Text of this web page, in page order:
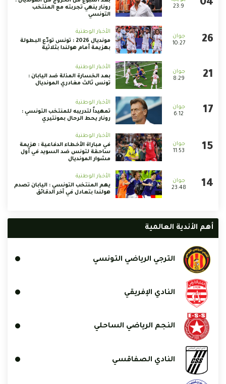
23:9
رونار ينهي تجربته مع المنتخب
التونسي
10:27
الأخبار الوطنية
مونديال 2026 : تونس تودّع البطولة
بهزيمة أمام هولندا بثلاثية
8:29
الأخبار الوطنية
بعد الخسارة المذلة ضد اليابان :
تونس ثالث مغادري المونديال
6:12
الأخبار الوطنية
تمهيداً لتدريبه للمنتخب التونسي :
رونار يحط الرحال بمونتيري
11:53
الأخبار الوطنية
في مباراة الأخطاء الدفاعية : هزيمة
ساحقة لتونس ضد السويد في أول
مشوار المونديال
23:48
الأخبار الوطنية
يهم المنتخب التونسي : اليابان تصدم
هولندا بتعادل في آخر الدقائق
أهم الأندية العالمية
الترجي الرياضي التونسي
النادي الإفريقي
النجم الرياضي الساحلي
النادي الصفاقسي